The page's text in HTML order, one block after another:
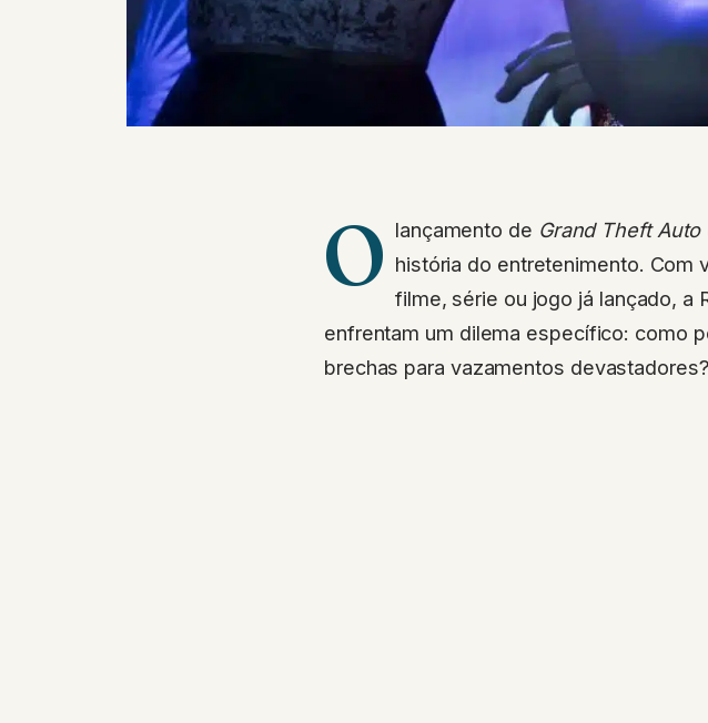
O lançamento de Grand Theft Auto
história do entretenimento. Com
filme, série ou jogo já lançado, a
enfrentam um dilema específico: como
brechas para vazamentos devastadores?